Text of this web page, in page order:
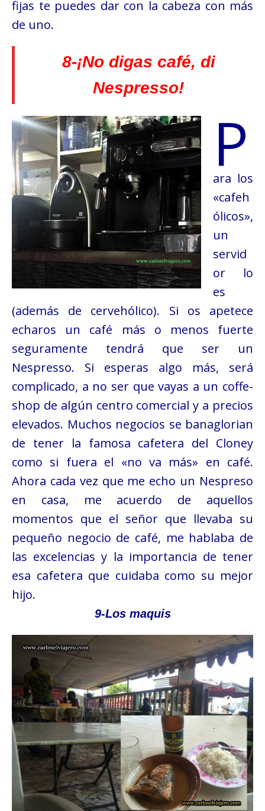
fijas te puedes dar con la cabeza con más
de uno.
8-¡No digas café, di
Nespresso!
P
ara los
«cafeh
ólicos»,
un
servid
or lo
es
(además de cervehólico). Si os apetece
echaros un café más o menos fuerte
seguramente tendrá que ser un
Nespresso. Si esperas algo más, será
complicado, a no ser que vayas a un coffe-
shop de algún centro comercial y a precios
elevados. Muchos negocios se banaglorian
de tener la famosa cafetera del Cloney
como si fuera el «no va más» en café.
Ahora cada vez que me echo un Nespreso
en casa, me acuerdo de aquellos
momentos que el señor que llevaba su
pequeño negocio de café, me hablaba de
las excelencias y la importancia de tener
esa cafetera que cuidaba como su mejor
hijo.
9-Los maquis